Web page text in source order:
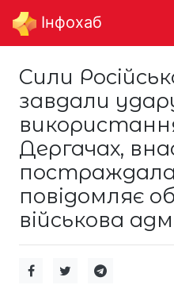
Інфохаб
Сили
завдали
Дергачах,
повідомляє
військова